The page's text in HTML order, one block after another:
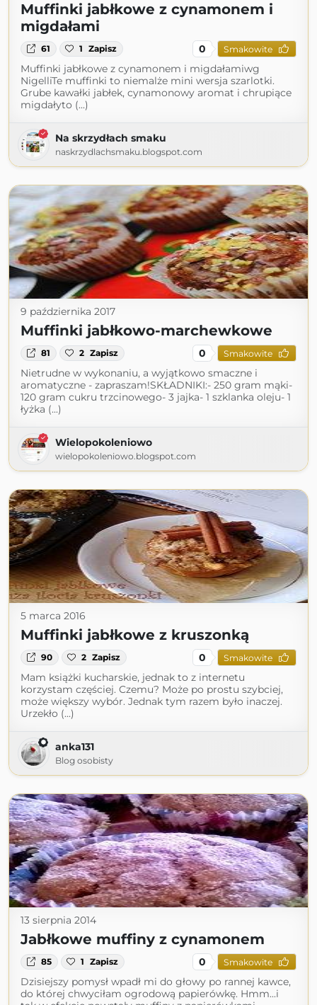
Muffinki jabłkowe z cynamonem i
migdałami
61 1 Zapisz 0 Smakowite
Muffinki jabłkowe z cynamonem i migdałamiwg
NigelliTe muffinki to niemalże mini wersja szarlotki.
Grube kawałki jabłek, cynamonowy aromat i chrupiące
migdałyto (...)
Na skrzydłach smaku
naskrzydlachsmaku.blogspot.com
9 października 2017
Muffinki jabłkowo-marchewkowe
81 2 Zapisz 0 Smakowite
Nietrudne w wykonaniu, a wyjątkowo smaczne i
aromatyczne - zapraszam!SKŁADNIKI:- 250 gram mąki-
120 gram cukru trzcinowego- 3 jajka- 1 szklanka oleju- 1
łyżka (...)
Wielopokoleniowo
wielopokoleniowo.blogspot.com
5 marca 2016
Muffinki jabłkowe z kruszonką
90 2 Zapisz 0 Smakowite
Mam książki kucharskie, jednak to z internetu
korzystam częściej. Czemu? Może po prostu szybciej,
może większy wybór. Jednak tym razem było inaczej.
Urzekło (...)
anka131
Blog osobisty
13 sierpnia 2014
Jabłkowe muffiny z cynamonem
85 1 Zapisz 0 Smakowite
Dzisiejszy pomysł wpadł mi do głowy po rannej kawce,
do której chwyciłam ogrodową papierówkę. Hmm...i